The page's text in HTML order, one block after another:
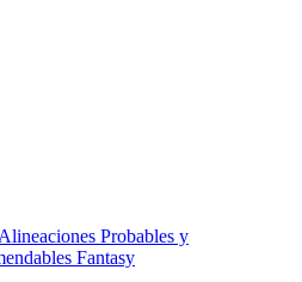
Probables y
Fantasy